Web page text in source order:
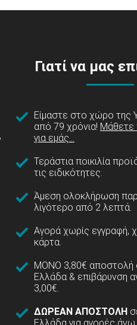
Γιατί να μας
Είμαστε στο χώρο της
από 79 χρόνια! Μάθετε
για εμάς...
Τεράστια ποικιλία
τις ειδικότητες.
Άμεση ολοκλήρωση
λιγότερο από 2 λεπτά.
Αγορά χωρίς εγγραφή,
κάρτα.
ΜΟΝΟ 3,80€ αποστολή
Ελλάδα & επιβάρυνση
3,00€.
ΔΩΡΕΑΝ ΑΠΟΣΤΟΛΗ